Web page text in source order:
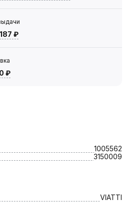
187 ₽
₽
1005562
3150009
VIATTI